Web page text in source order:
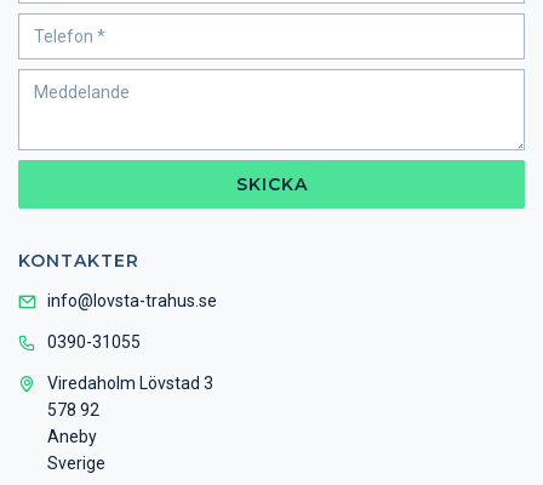
SKICKA
KONTAKTER
info@lovsta-trahus.se
0390-31055
Viredaholm Lövstad 3
578 92
Aneby
Sverige